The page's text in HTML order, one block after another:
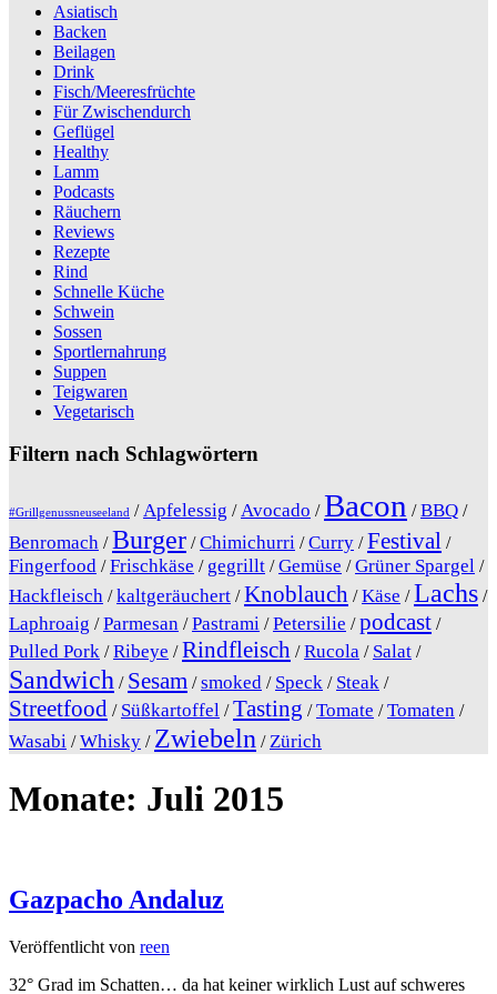
Asiatisch
Backen
Beilagen
Drink
Fisch/Meeresfrüchte
Für Zwischendurch
Geflügel
Healthy
Lamm
Podcasts
Räuchern
Reviews
Rezepte
Rind
Schnelle Küche
Schwein
Sossen
Sportlernahrung
Suppen
Teigwaren
Vegetarisch
Filtern nach Schlagwörtern
#Grillgenussneuseeland /Apfelessig /Avocado /Bacon /BBQ /
Benromach /Burger /Chimichurri /Curry /Festival /
Fingerfood /Frischkäse / gegrillt /Gemüse /Grüner Spargel /
Hackfleisch /kaltgeräuchert /Knoblauch /Käse /Lachs /
Laphroaig /Parmesan /Pastrami /Petersilie /podcast /
Pulled Pork /Ribeye /Rindfleisch /Rucola / Salat /
Sandwich / Sesam /smoked / Speck / Steak /
Streetfood / Süßkartoffel /Tasting /Tomate /Tomaten /
Wasabi /Whisky / Zwiebeln /Zürich
Monate: Juli 2015
Gazpacho Andaluz
Veröffentlicht von reen
32° Grad im Schatten… da hat keiner wirklich Lust auf schweres